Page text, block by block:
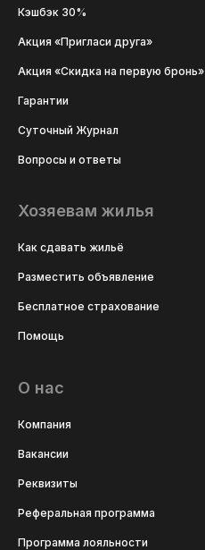
Кэшбэк 30%
Акция «Пригласи друга»
Акция «Скидка на первую бронь»
Гарантии
Суточный Журнал
Вопросы и ответы
Хозяевам жилья
Как сдавать жильё
Разместить объявление
Бесплатное страхование
Помощь
О нас
Компания
Вакансии
Реквизиты
Реферальная программа
Программа лояльности